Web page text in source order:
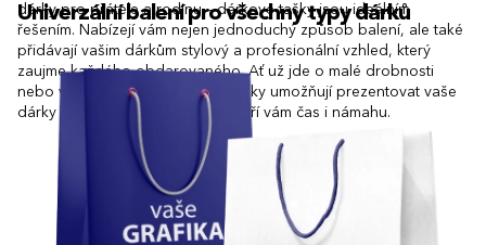
dárky pro přátele a rodinu – dárkové tašky jsou ideálním
řešením. Nabízejí vám nejen jednoduchý způsob balení, ale také
přidávají vašim dárkům stylový a profesionální vzhled, který
zaujme každého obdarovaného. Ať už jde o malé drobnosti
nebo větší předměty, dárkové tašky umožňují prezentovat vaše
dárky v tom nejlepším světle a šetří vám čas i námahu.
Univerzální balení pro všechny typy dárků